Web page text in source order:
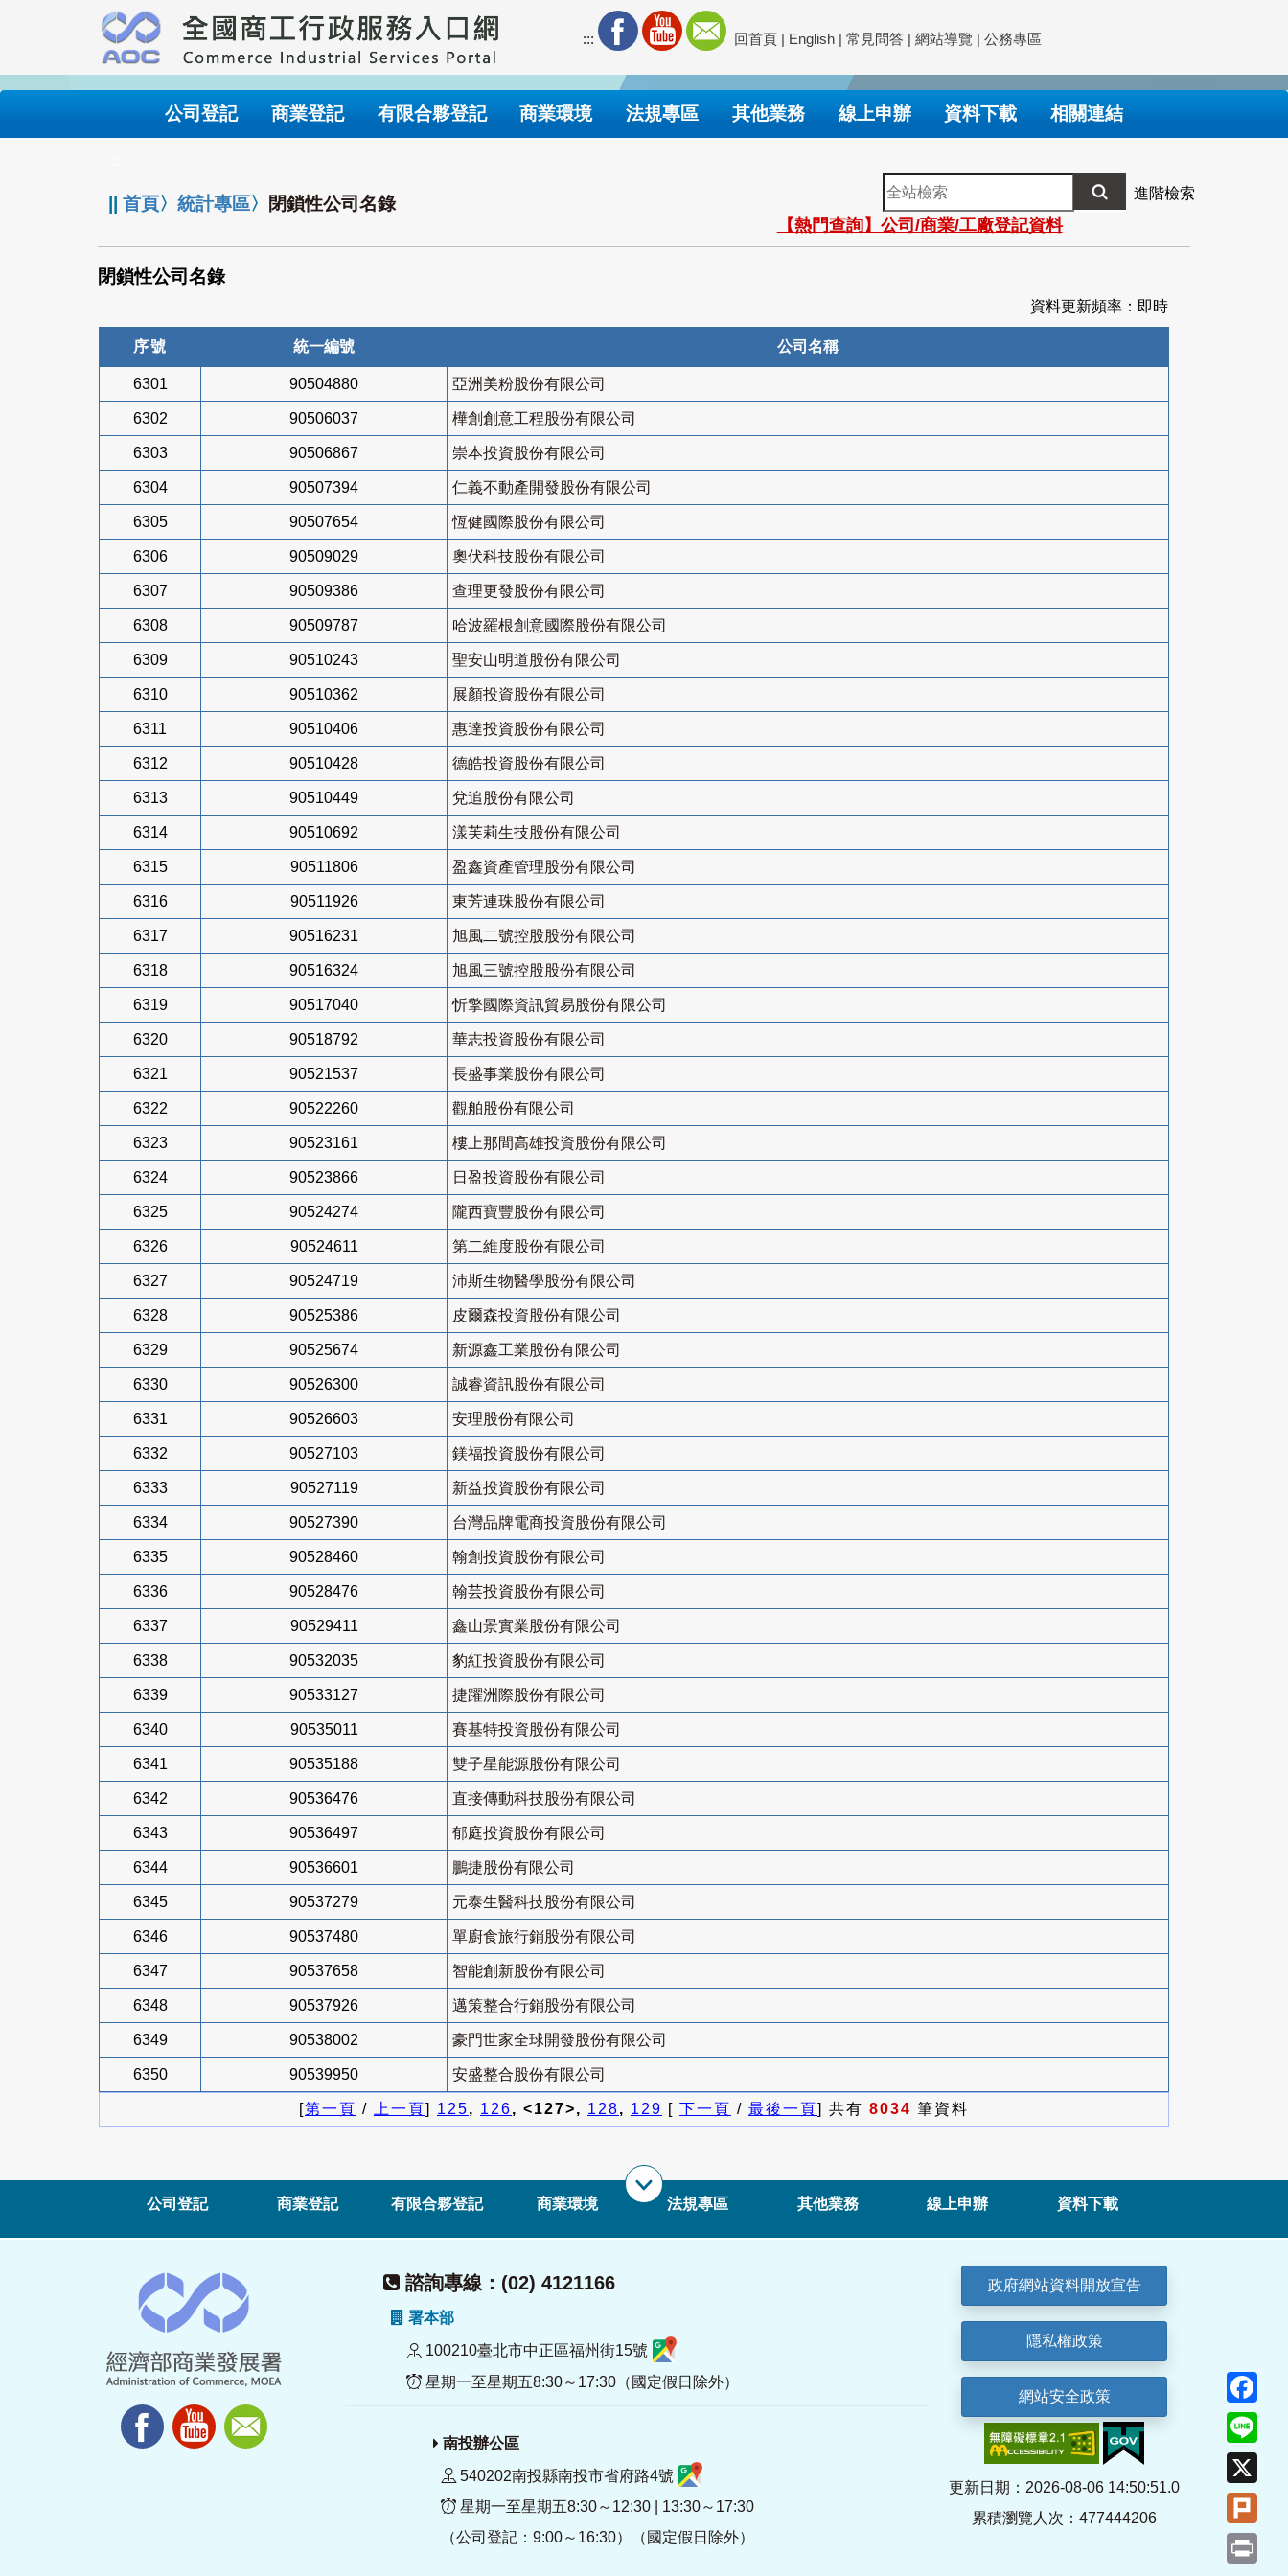
要
內
::: 回首頁 | English | 常見問答 | 網站導覽 | 公務專區
公司登記 商業登記 有限合夥登記 商業環境 法規專區 其他業務 線上申辦 資料下載 相關連結
||首頁〉統計專區〉 閉鎖性公司名錄
全
站
檢
索
進階檢索
【熱門查詢】公司/商業/工廠登記資料
閉鎖性公司名錄
資料更新頻率：即時
序號 統一編號 公司名稱
6301 90504880 亞洲美粉股份有限公司
6302 90506037 樺創創意工程股份有限公司
6303 90506867 崇本投資股份有限公司
6304 90507394 仁義不動產開發股份有限公司
6305 90507654 恆健國際股份有限公司
6306 90509029 奧伏科技股份有限公司
6307 90509386 查理更發股份有限公司
6308 90509787 哈波羅根創意國際股份有限公司
6309 90510243 聖安山明道股份有限公司
6310 90510362 展顏投資股份有限公司
6311 90510406 惠達投資股份有限公司
6312 90510428 德皓投資股份有限公司
6313 90510449 兌追股份有限公司
6314 90510692 漾芙莉生技股份有限公司
6315 90511806 盈鑫資產管理股份有限公司
6316 90511926 東芳連珠股份有限公司
6317 90516231 旭風二號控股股份有限公司
6318 90516324 旭風三號控股股份有限公司
6319 90517040 忻擎國際資訊貿易股份有限公司
6320 90518792 華志投資股份有限公司
6321 90521537 長盛事業股份有限公司
6322 90522260 觀舶股份有限公司
6323 90523161 樓上那間高雄投資股份有限公司
6324 90523866 日盈投資股份有限公司
6325 90524274 隴西寶豐股份有限公司
6326 90524611 第二維度股份有限公司
6327 90524719 沛斯生物醫學股份有限公司
6328 90525386 皮爾森投資股份有限公司
6329 90525674 新源鑫工業股份有限公司
6330 90526300 誠睿資訊股份有限公司
6331 90526603 安理股份有限公司
6332 90527103 鎂福投資股份有限公司
6333 90527119 新益投資股份有限公司
6334 90527390 台灣品牌電商投資股份有限公司
6335 90528460 翰創投資股份有限公司
6336 90528476 翰芸投資股份有限公司
6337 90529411 鑫山景實業股份有限公司
6338 90532035 豹紅投資股份有限公司
6339 90533127 捷躍洲際股份有限公司
6340 90535011 賽基特投資股份有限公司
6341 90535188 雙子星能源股份有限公司
6342 90536476 直接傳動科技股份有限公司
6343 90536497 郁庭投資股份有限公司
6344 90536601 鵬捷股份有限公司
6345 90537279 元泰生醫科技股份有限公司
6346 90537480 單廚食旅行銷股份有限公司
6347 90537658 智能創新股份有限公司
6348 90537926 邁策整合行銷股份有限公司
6349 90538002 豪門世家全球開發股份有限公司
6350 90539950 安盛整合股份有限公司
[第一頁 / 上一頁] 125, 126, <127>, 128, 129 [ 下一頁 / 最後一頁] 共有 8034 筆資料
公司登記 商業登記 有限合夥登記 商業環境 法規專區 其他業務 線上申辦 資料下載
諮詢專線：(02) 4121166
署本部
100210臺北市中正區福州街15號
星期一至星期五8:30～17:30（國定假日除外）
南投辦公區
540202南投縣南投市省府路4號
星期一至星期五8:30～12:30 | 13:30～17:30
（公司登記：9:00～16:30）（國定假日除外）
政府網站資料開放宣告
隱私權政策
網站安全政策
更新日期：2026-08-06 14:50:51.0
累積瀏覽人次：477444206